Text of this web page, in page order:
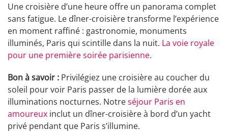
Une croisière d’une heure offre un panorama complet
sans fatigue. Le dîner-croisière transforme l’expérience
en moment raffiné : gastronomie, monuments
illuminés, Paris qui scintille dans la nuit. La voie royale
pour une première soirée parisienne.
Bon à savoir : Privilégiez une croisière au coucher du
soleil pour voir Paris passer de la lumière dorée aux
illuminations nocturnes. Notreséjour Paris en
amoureux inclut un dîner-croisière à bord d’un yacht
privé pendant que Paris s’illumine.